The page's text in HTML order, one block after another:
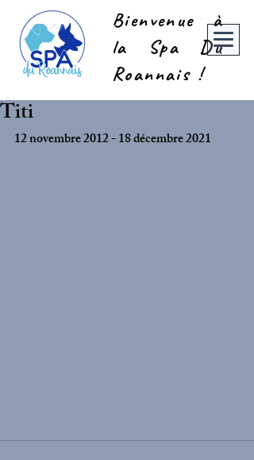
Bienvenue à
la Spa Du
Roannais !
Titi
12 novembre 2012 - 18 décembre 2021